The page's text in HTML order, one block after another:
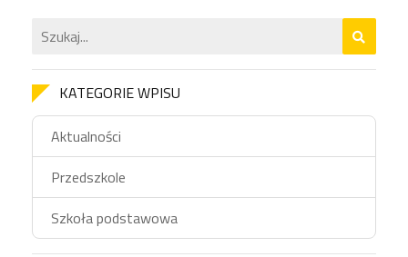
KATEGORIE WPISU
Aktualności
Przedszkole
Szkoła podstawowa